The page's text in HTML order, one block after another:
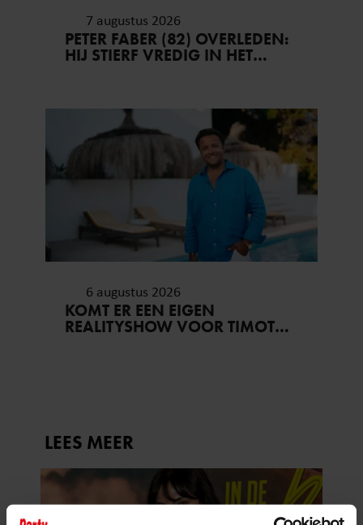
7 augustus 2026
PETER FABER (82) OVERLEDEN:
HIJ STIERF VREDIG IN HET
6 augustus 2026
KOMT ER EEN EIGEN
REALITYSHOW VOOR TIMOTHY